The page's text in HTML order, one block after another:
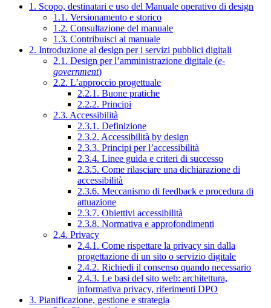
1. Scopo, destinatari e uso del Manuale operativo di design
1.1. Versionamento e storico
1.2. Consultazione del manuale
1.3. Contribuisci al manuale
2. Introduzione al design per i servizi pubblici digitali
2.1. Design per l’amministrazione digitale (e-
government)
2.2. L’approccio progettuale
2.2.1. Buone pratiche
2.2.2. Principi
2.3. Accessibilità
2.3.1. Definizione
2.3.2. Accessibilità by design
2.3.3. Principi per l’accessibilità
2.3.4. Linee guida e criteri di successo
2.3.5. Come rilasciare una dichiarazione di
accessibilità
2.3.6. Meccanismo di feedback e procedura di
attuazione
2.3.7. Obiettivi accessibilità
2.3.8. Normativa e approfondimenti
2.4. Privacy
2.4.1. Come rispettare la privacy sin dalla
progettazione di un sito o servizio digitale
2.4.2. Richiedi il consenso quando necessario
2.4.3. Le basi del sito web: architettura,
informativa privacy, riferimenti DPO
3. Pianificazione, gestione e strategia